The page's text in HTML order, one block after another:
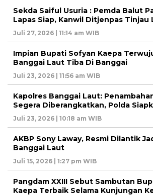
Sekda Saiful Usuria : Pemda Balut
Lapas Siap, Kanwil Ditjenpas Tinjau
Juli 27, 2026 | 11:14 am WIB
Impian Bupati Sofyan Kaepa
Banggai Laut Tiba Di Banggai
Juli 23, 2026 | 11:56 am WIB
Kapolres Banggai Laut:
Segera Diberangkatkan, Polda
Juli 23, 2026 | 10:18 am WIB
AKBP Sony Laway, Resmi Dilantik
Banggai Laut
Juli 15, 2026 | 1:27 pm WIB
Pangdam XXIII Sebut Sambutan
Kaepa Terbaik Selama Kunjungan